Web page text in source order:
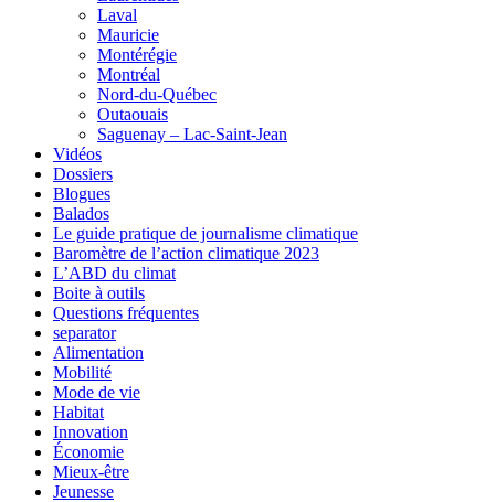
Laval
Mauricie
Montérégie
Montréal
Nord-du-Québec
Outaouais
Saguenay – Lac-Saint-Jean
Vidéos
Dossiers
Blogues
Balados
Le guide pratique de journalisme climatique
Baromètre de l’action climatique 2023
L’ABD du climat
Boite à outils
Questions fréquentes
separator
Alimentation
Mobilité
Mode de vie
Habitat
Innovation
Économie
Mieux-être
Jeunesse